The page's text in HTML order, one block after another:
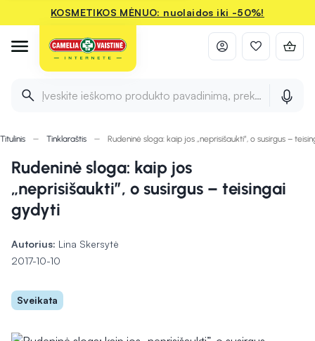
KOSMETIKOS MĖNUO: nuolaidos iki -50%!
Įveskite ieškomo produkto pavadinimą, prekės ženklą ir
Titulinis Tinklaraštis Rudeninė sloga: kaip jos „neprisišaukti”, o susirgus –
Rudeninė sloga: kaip jos
„neprisišaukti”, o susirgus – teisingai
gydyti
Autorius: Lina Skersytė
2017-10-10
Sveikata